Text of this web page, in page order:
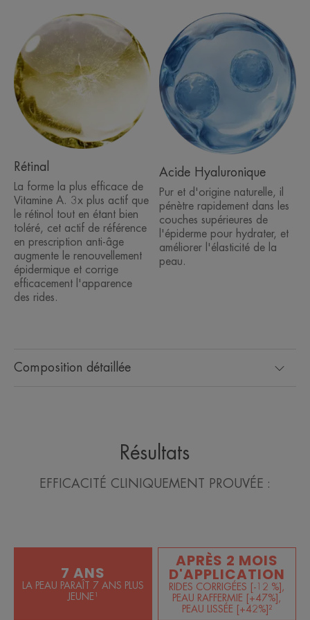
Sa texture crémeuse et enveloppante pénètre
facilement dans la peau. Sa couleur jaune provient
de la couleur du Rétinal.
97 % d'origine naturelle. VEGAN.
LE MOT DE L’EXPERT
Un produit ultra-efficace qui
améliore les résultats d'un acte
esthétique*³ : injections, laser,
Bénéfices
• CORRIGE les rides
Non parfumé
*¹Publication externe : J.H. Saurat & al., J Invest Dermatol, 1994; 102: 770-
774. Etude clinique sur biopsies, 5 sujets, 1 application/jour pendant 4
Composition détaillée
Rétinal
La forme la plus efficace de
Vitamine A. 3x plus actif que
le rétinol tout en étant bien
toléré, cet actif de référence
en prescription anti-âge
augmente le renouvellement
épidermique et corrige
efficacement l'apparence
des rides.
Acide Hyaluronique
Pur et d'origine naturelle, il
pénètre rapidement dans les
couches supérieures de
l'épiderme pour hydrater, et
améliorer l'élasticité de la
peau.
Résultats
EFFICACITÉ CLINIQUEMENT PROUVÉE :
7 ANS
LA PEAU PARAÎT 7 ANS PLUS
JEUNE¹
APRÈS 2 MOIS
D'APPLICATION
RIDES CORRIGÉES [-12 %],
PEAU RAFFERMIE [+47%],
PEAU LISSÉE [+42%]²